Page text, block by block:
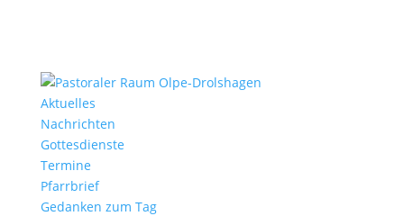
Aktu­elles
Nach­richten
Gottes­dienste
Termine
Pfarr­brief
Gedanken zum Tag